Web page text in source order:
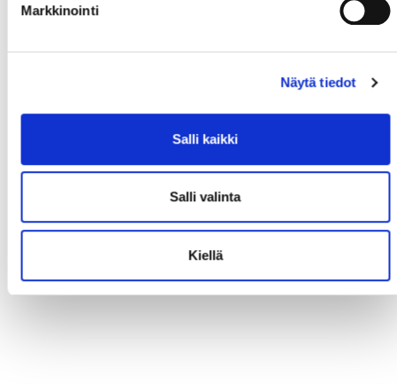
Markkinointi
Näytä tiedot
Salli kaikki
Salli valinta
Kiellä